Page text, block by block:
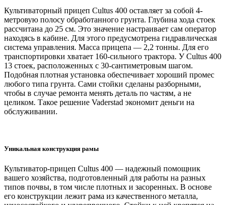
Культиваторный прицеп Cultus 400 оставляет за собой 4-
метровую полосу обработанного грунта. Глубина хода стоек
рассчитана до 25 см. Это значение настраивает сам оператор
находясь в кабине. Для этого предусмотрена гидравлическая
система управления. Масса прицепа — 2,2 тонны. Для его
транспортировки хватает 160-сильного трактора. У Cultus 400
13 стоек, расположенных с 30-сантиметровым шагом.
Подобная плотная установка обеспечивает хороший промес
любого типа грунта. Сами стойки сделаны разборными,
чтобы в случае ремонта менять деталь по частям, а не
целиком. Такое решение Vaderstad экономит деньги на
обслуживании.
Уникальная конструкция рамы
Культиватор-прицеп Cultus 400 — надежный помощник
вашего хозяйства, подготовленный для работы на разных
типов почвы, в том числе плотных и засоренных. В основе
его конструкции лежит рама из качественного металла,